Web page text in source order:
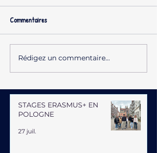
Commentaires
Rédigez un commentaire...
STAGES ERASMUS+ EN
POLOGNE
27 juil.